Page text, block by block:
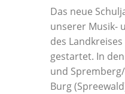
Das neue
unserer Musik-
des
gestartet. In
und
Burg